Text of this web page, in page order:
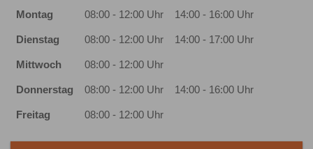
Montag 08:00 - 12:00 Uhr 14:00 - 16:00 Uhr
Dienstag 08:00 - 12:00 Uhr 14:00 - 17:00 Uhr
Mittwoch 08:00 - 12:00 Uhr
Donnerstag 08:00 - 12:00 Uhr 14:00 - 16:00 Uhr
Freitag 08:00 - 12:00 Uhr